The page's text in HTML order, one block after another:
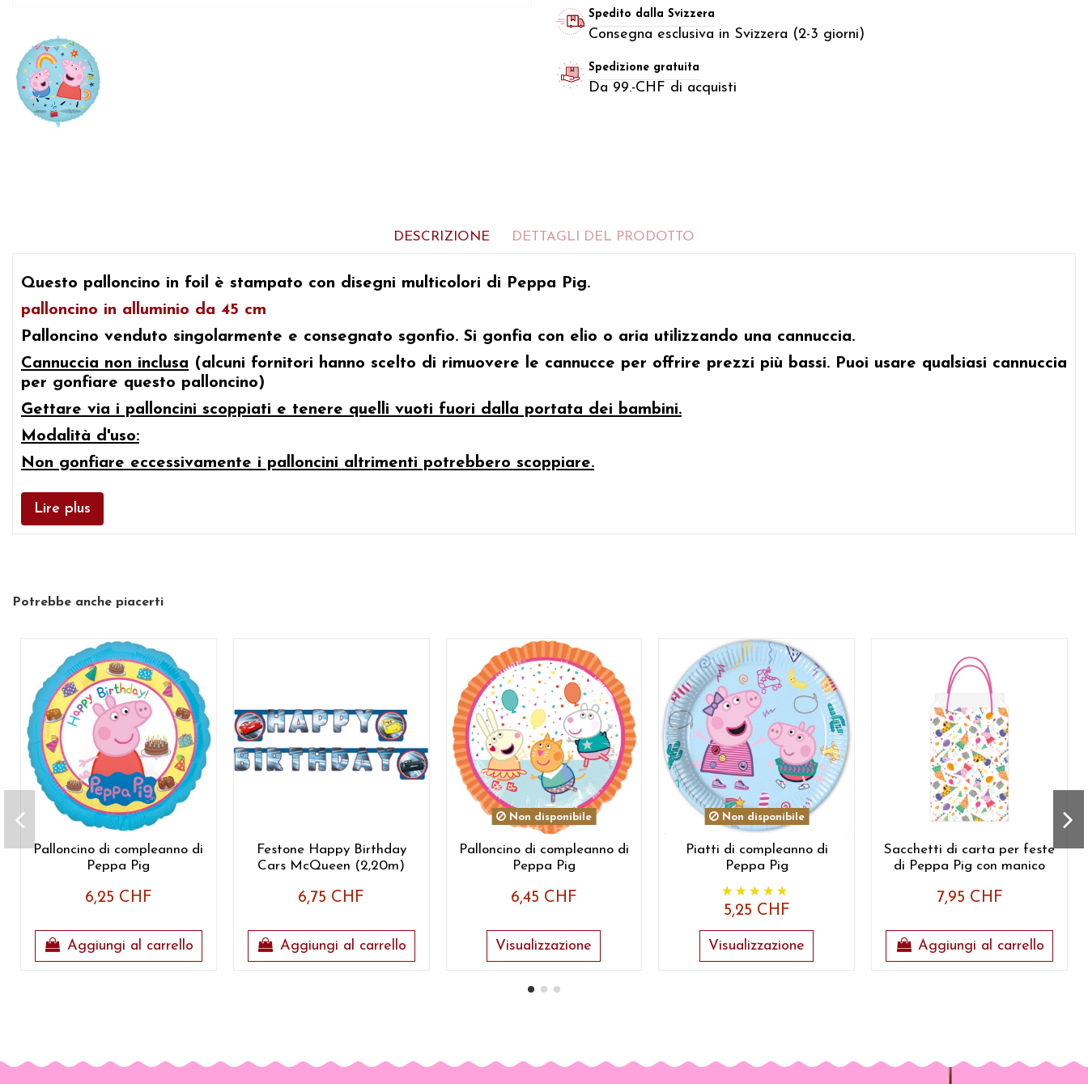
Spedito dalla Svizzera
Consegna esclusiva in Svizzera (2-3 giorni)
Spedizione gratuita
Da 99.-CHF di acquisti
DESCRIZIONE DETTAGLI DEL PRODOTTO
Questo palloncino in foil è stampato con disegni multicolori di Peppa Pig.
palloncino in alluminio da 45 cm
Palloncino venduto singolarmente e consegnato sgonfio. Si gonfia con elio o aria utilizzando una cannuccia.
Cannuccia non inclusa (alcuni fornitori hanno scelto di rimuovere le cannucce per offrire prezzi più bassi. Puoi usare qualsiasi cannuccia
per gonfiare questo palloncino)
Gettare via i palloncini scoppiati e tenere quelli vuoti fuori dalla portata dei bambini.
Modalità d'uso:
Non gonfiare eccessivamente i palloncini altrimenti potrebbero scoppiare.
Lire plus
Potrebbe anche piacerti
Palloncino di compleanno di
Peppa Pig
6,25 CHF
Aggiungi al carrello
Festone Happy Birthday
Cars McQueen (2,20m)
6,75 CHF
Aggiungi al carrello
Non disponibile
Palloncino di compleanno di
Peppa Pig
6,45 CHF
Visualizzazione
Non disponibile
Piatti di compleanno di
Peppa Pig
5,25 CHF
Visualizzazione
Sacchetti di carta per feste
di Peppa Pig con manico
7,95 CHF
Aggiungi al carrello